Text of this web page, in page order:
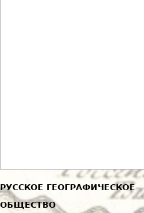
РУССКОЕ ГЕОГРАФИЧЕСКОЕ
ОБЩЕСТВО